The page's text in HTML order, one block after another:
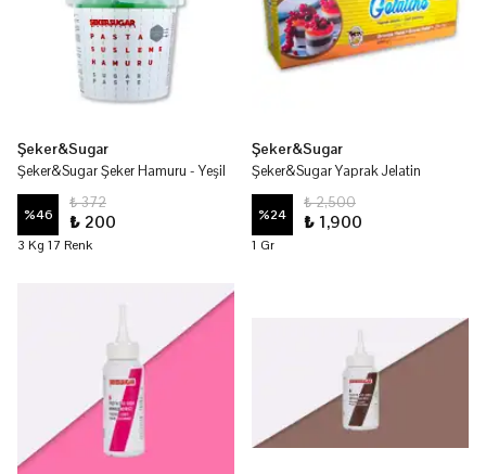
Şeker&Sugar
Şeker&Sugar Şeker Hamuru - Yeşil
%46
₺ 372
₺ 200
3 Kg 17 Renk
Şeker&Sugar
Şeker&Sugar Yaprak Jelatin
%24
₺ 2,500
₺ 1,900
1 Gr